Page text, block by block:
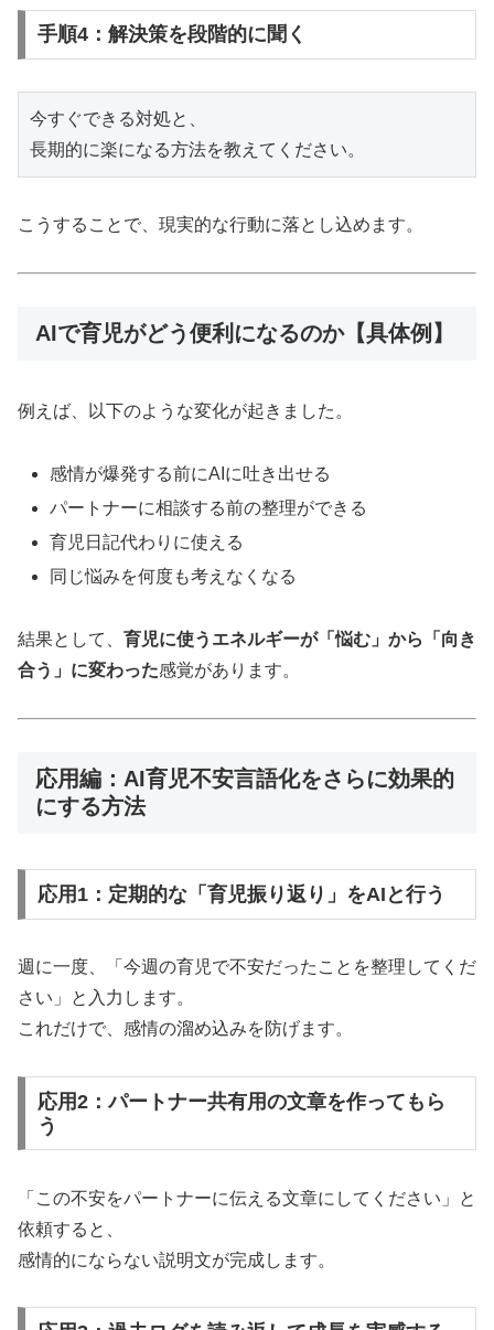
手順4：解決策を段階的に聞く
今すぐできる対処と、
こうすることで、現実的な行動に落とし込めます。
AIで育児がどう便利になるのか【具体例】
例えば、以下のような変化が起きました。
感情が爆発する前にAIに吐き出せる
パートナーに相談する前の整理ができる
育児日記代わりに使える
同じ悩みを何度も考えなくなる
結果として、 育児に使うエネルギーが「悩む」から「向き
合う」に変わった感覚があります。
応用編：AI育児不安言語化をさらに効果的
にする方法
応用1：定期的な「育児振り返り」をAIと行う
週に一度、「今週の育児で不安だったことを整理してくだ
さい」と入力します。
これだけで、感情の溜め込みを防げます。
応用2：パートナー共有用の文章を作ってもら
う
「この不安をパートナーに伝える文章にしてください」と
依頼すると、
感情的にならない説明文が完成します。